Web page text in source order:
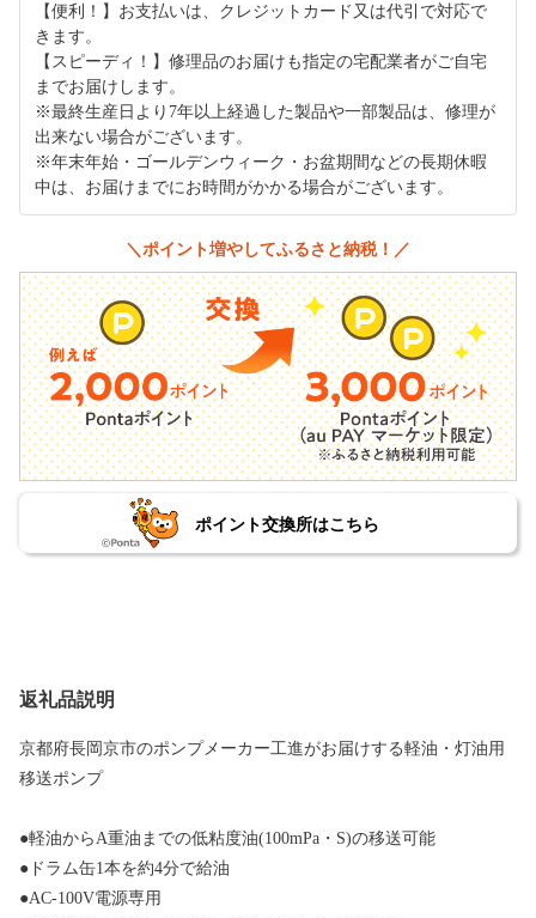
【便利！】お支払いは、クレジットカード又は代引で対応で
きます。
【スピーディ！】修理品のお届けも指定の宅配業者がご自宅
までお届けします。
※最終生産日より7年以上経過した製品や一部製品は、修理が
出来ない場合がございます。
※年末年始・ゴールデンウィーク・お盆期間などの長期休暇
中は、お届けまでにお時間がかかる場合がございます。
＼ポイント増やしてふるさと納税！／
ポイント交換所はこちら
返礼品説明
京都府長岡京市のポンプメーカー工進がお届けする軽油・灯油用
移送ポンプ
●軽油からA重油までの低粘度油(100mPa・S)の移送可能
●ドラム缶1本を約4分で給油
●AC-100V電源専用